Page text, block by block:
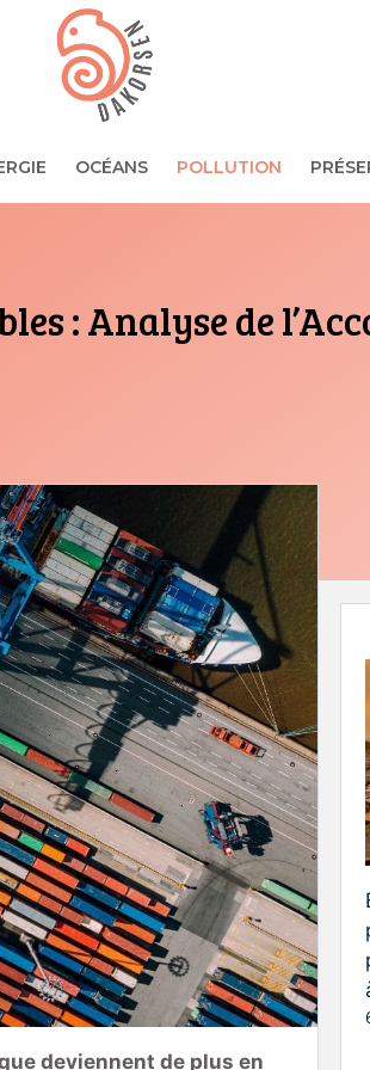
OCÉANS POLLUTION
: Analyse de
deviennent de plus en